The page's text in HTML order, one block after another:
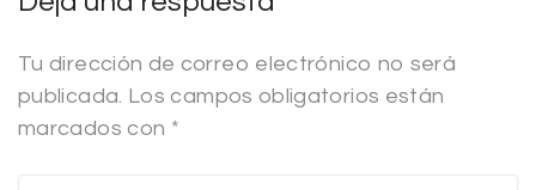
Tu dirección de correo electrónico no será
publicada. Los campos obligatorios están
marcados con *